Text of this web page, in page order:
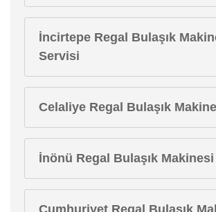
İncirtepe Regal Bulaşık
Servisi
Celaliye Regal Bulaşık
İnönü Regal Bulaşık
Cumhuriyet Regal Bulaşık